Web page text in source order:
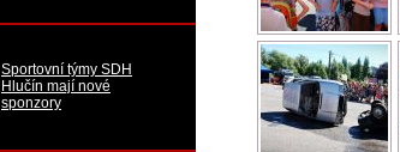
Sportovní týmy SDH
Hlučín mají nové
sponzory